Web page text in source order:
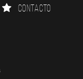
Contacto